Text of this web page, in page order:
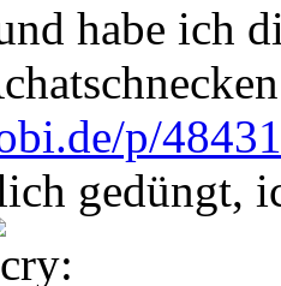
habe ich
p/
gedüngt,